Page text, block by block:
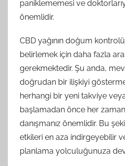
paniklememesi ve
önemlidir.
CBD yağının doğum
belirlemek için daha fazla
gerekmektedir. Şu anda,
doğrudan bir ilişkiyi
herhangi bir yeni takviye
başlamadan önce her zaman
danışmanız önemlidir. Bu
etkileri en aza indirgeyebilir
planlama yolculuğunuza